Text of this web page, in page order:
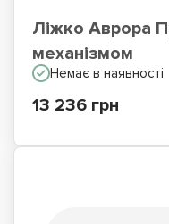
Ліжко Аврора
механізмом
Немає в наявності
13 236 грн